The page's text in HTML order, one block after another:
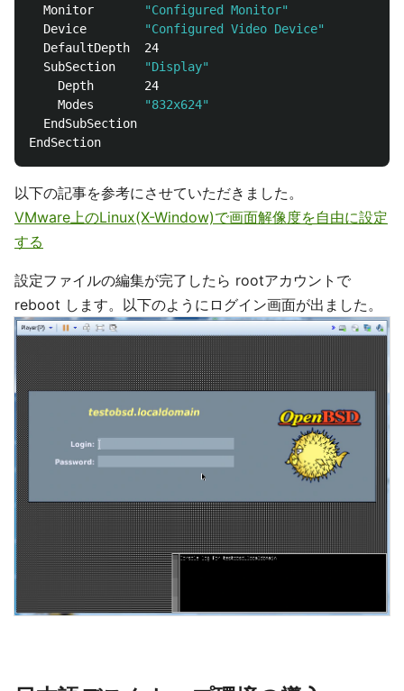
  Monitor
"Configured Monitor"
  Device
"Configured Video Device"
  DefaultDepth  24
  SubSection
"Display"
    Depth       24
    Modes
"832x624"
  EndSubSection
以下の記事を参考にさせていただきました。
VMware上のLinux(X-Window)で画面解像度を自由に設定
する
設定ファイルの編集が完了したら rootアカウントで
reboot します。以下のようにログイン画面が出ました。